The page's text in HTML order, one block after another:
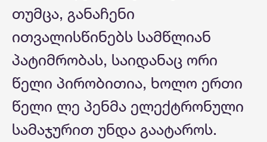
თუმცა, განაჩენი
ითვალისწინებს სამწლიან
პატიმრობას, საიდანაც ორი
წელი პირობითია, ხოლო ერთი
წელი ლე პენმა ელექტრონული
სამაჯურით უნდა გაატაროს.